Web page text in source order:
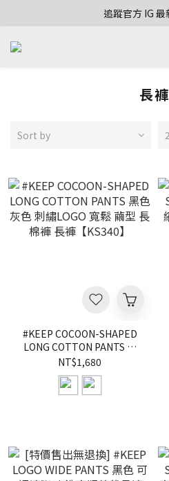
追蹤官方 IG 最
長褲
Sort by
#KEEP COCOON-SHAPED
LONG COTTON PANTS 黑
色 灰色 刺繡LOGO 寬鬆 繭型
長棉褲 長褲【KS340】
NT$1,680